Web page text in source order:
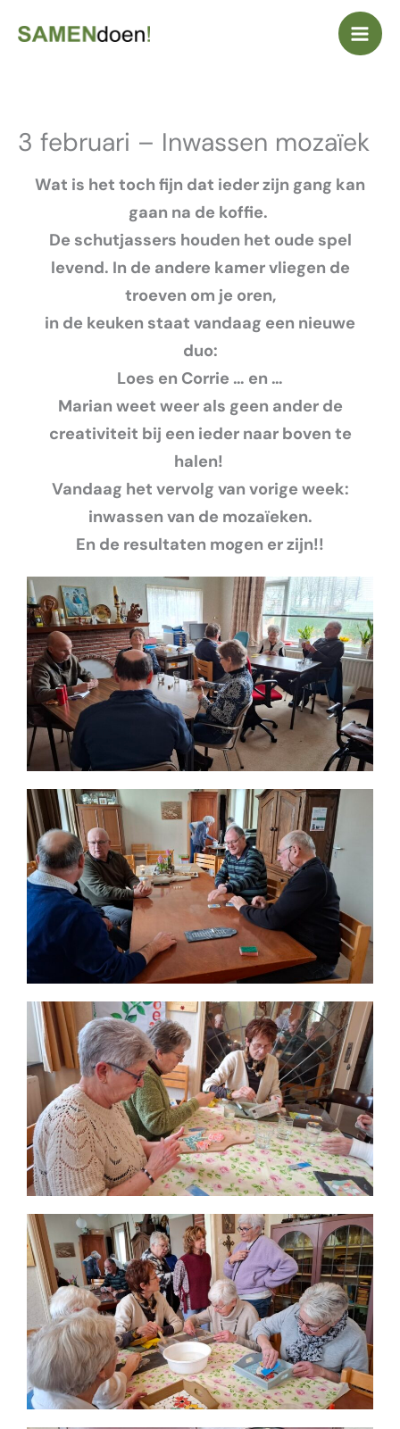
naar
3 februari – Inwassen mozaïek
Wat is het toch fijn dat ieder zijn gang kan
gaan na de koffie.
De schutjassers houden het oude spel
levend. In de andere kamer vliegen de
troeven om je oren,
in de keuken staat vandaag een nieuwe
duo:
Loes en Corrie … en …
Marian weet weer als geen ander de
creativiteit bij een ieder naar boven te
halen!
Vandaag het vervolg van vorige week:
inwassen van de mozaïeken.
En de resultaten mogen er zijn!!